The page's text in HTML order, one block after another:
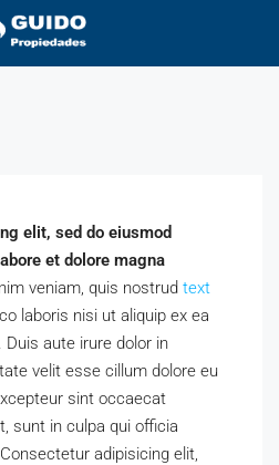
elit, sed do eiusmod
et dolore magna
veniam, quis nostrud text
laboris nisi ut aliquip ex ea
aute irure dolor in
velit esse cillum dolore eu
sint occaecat
sunt in culpa qui officia
adipisicing elit,